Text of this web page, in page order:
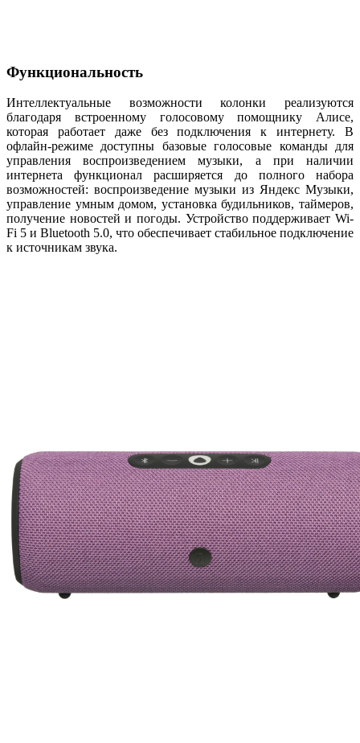
Функциональность
Интеллектуальные возможности колонки реализуются
благодаря встроенному голосовому помощнику Алисе,
которая работает даже без подключения к интернету. В
офлайн-режиме доступны базовые голосовые команды для
управления воспроизведением музыки, а при наличии
интернета функционал расширяется до полного набора
возможностей: воспроизведение музыки из Яндекс Музыки,
управление умным домом, установка будильников, таймеров,
получение новостей и погоды. Устройство поддерживает Wi-
Fi 5 и Bluetooth 5.0, что обеспечивает стабильное подключение
к источникам звука.